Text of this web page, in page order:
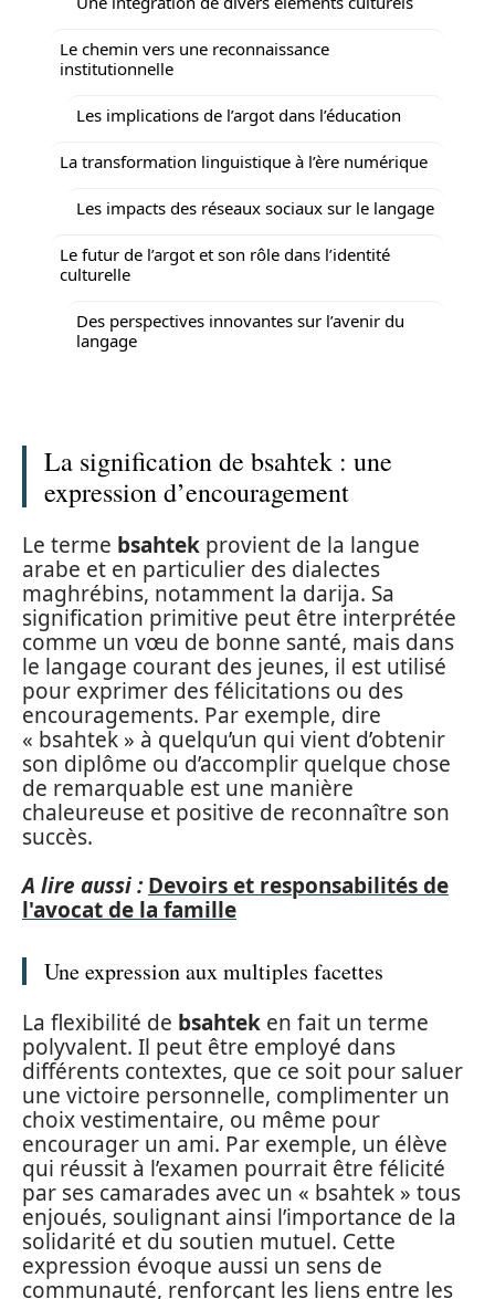
Le chemin vers une reconnaissance
institutionnelle
Les implications de l’argot dans l’éducation
La transformation linguistique à l’ère numérique
Les impacts des réseaux sociaux sur le langage
Le futur de l’argot et son rôle dans l’identité
culturelle
Des perspectives innovantes sur l’avenir du
langage
La signification de bsahtek : une
expression d’encouragement
Le terme bsahtek provient de la langue
arabe et en particulier des dialectes
maghrébins, notamment la darija. Sa
signification primitive peut être interprétée
comme un vœu de bonne santé, mais dans
le langage courant des jeunes, il est utilisé
pour exprimer des félicitations ou des
encouragements. Par exemple, dire
« bsahtek » à quelqu’un qui vient d’obtenir
son diplôme ou d’accomplir quelque chose
de remarquable est une manière
chaleureuse et positive de reconnaître son
succès.
A lire aussi : Devoirs et responsabilités de
l'avocat de la famille
Une expression aux multiples facettes
La flexibilité de bsahtek en fait un terme
polyvalent. Il peut être employé dans
différents contextes, que ce soit pour saluer
une victoire personnelle, complimenter un
choix vestimentaire, ou même pour
encourager un ami. Par exemple, un élève
qui réussit à l’examen pourrait être félicité
par ses camarades avec un « bsahtek » tous
enjoués, soulignant ainsi l’importance de la
solidarité et du soutien mutuel. Cette
expression évoque aussi un sens de
communauté, renforçant les liens entre les